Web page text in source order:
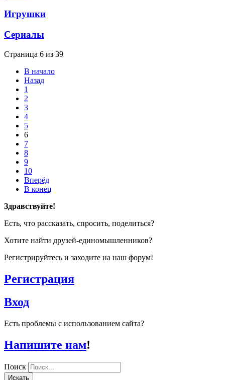
Игрушки
Сериалы
Страница 6 из 39
В начало
Назад
1
2
3
4
5
6
7
8
9
10
Вперёд
В конец
Здравствуйте!
Есть, что рассказать, спросить, поделиться?
Хотите найти друзей-единомышленников?
Регистрируйтесь и заходите на наш форум!
Регистрация
Вход
Есть проблемы с использованием сайта?
Напишите нам!
Поиск
Искать